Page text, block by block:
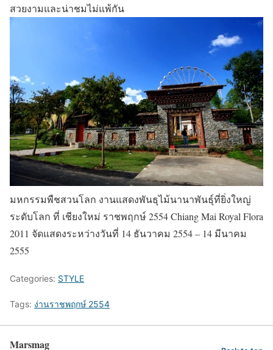
สวยงามและน่าชมไม่แพ้กัน
มหกรรมพืชสวนโลก งานแสดงพันธุไม้นานาพันธุ์ที่ยิ่งใหญ่
ระดับโลก ที่ เชียงใหม่ ราชพฤกษ์ 2554 Chiang Mai Royal Flora
2011 จัดแสดงระหว่างวันที่ 14 ธันวาคม 2554 – 14 มีนาคม
2555
Categories: STYLE
Tags: ง่านราชพฤกษ์ 2554
Marsmag